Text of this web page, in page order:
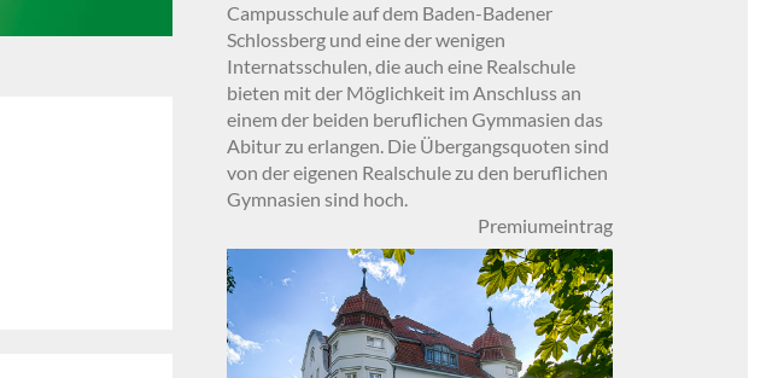
Campusschule auf dem Baden-Badener
Schlossberg und eine der wenigen
Internatsschulen, die auch eine Realschule
bieten mit der Möglichkeit im Anschluss an
einem der beiden beruflichen Gymmasien das
Abitur zu erlangen. Die Übergangsquoten sind
von der eigenen Realschule zu den beruflichen
Gymnasien sind hoch.
Premiumeintrag